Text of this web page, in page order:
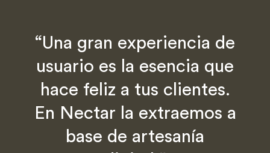
“Una gran experiencia de
usuario es la esencia que
hace feliz a tus clientes.
En Nectar la extraemos a
base de artesanía